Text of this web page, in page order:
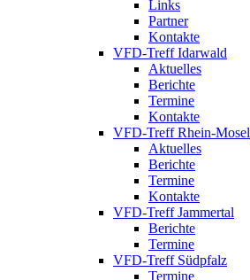
Links
Partner
Kontakte
VFD-Treff Idarwald
Aktuelles
Berichte
Termine
Kontakte
VFD-Treff Rhein-Mosel
Aktuelles
Berichte
Termine
Kontakte
VFD-Treff Jammertal
Berichte
Termine
VFD-Treff Südpfalz
Termine